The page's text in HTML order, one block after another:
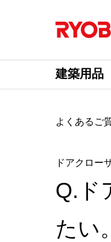
建築用品
よくあるご
ドアクロー
Q.ド
たい。